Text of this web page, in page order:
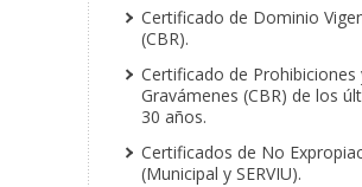
Certificado de Dominio
(CBR).
Certificado de Prohibiciones
Gravámenes (CBR) de los
30 años.
Certificados de No
(Municipal y SERVIU).